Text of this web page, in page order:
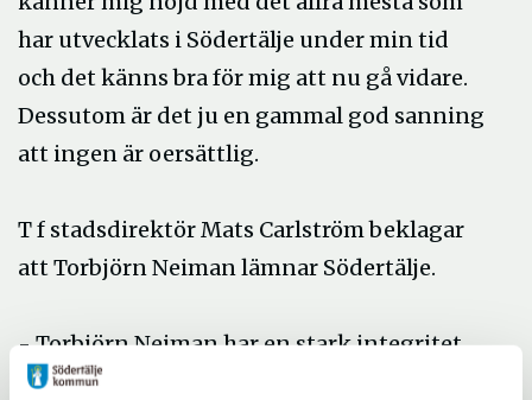
har utvecklats i Södertälje under min tid
och det känns bra för mig att nu gå vidare.
Dessutom är det ju en gammal god sanning
att ingen är oersättlig.
T f stadsdirektör Mats Carlström beklagar
att Torbjörn Neiman lämnar Södertälje.
- Torbjörn Neiman har en stark integritet.
Han har tillfört en kontinuitet och därmed